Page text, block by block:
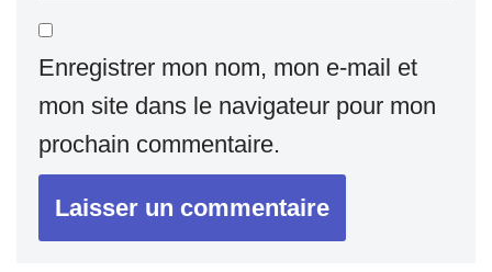
Enregistrer mon nom, mon e-mail et
mon site dans le navigateur pour mon
prochain commentaire.